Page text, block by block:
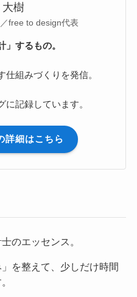
樹
free to design代表
」するもの。
組みづくりを発信。
に記録しています。
詳細はこちら
のエッセンス。
を整えて、少しだけ時間